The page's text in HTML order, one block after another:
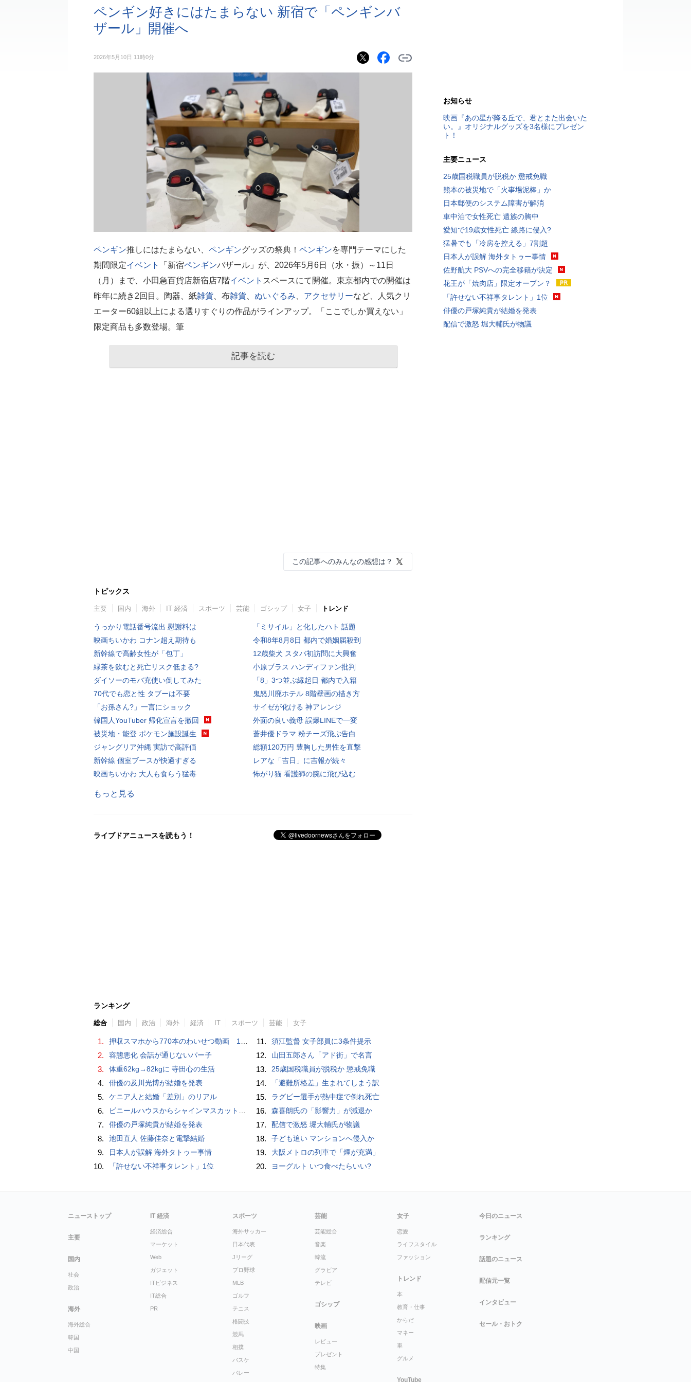
ペンギン好きにはたまらない 新宿で「ペンギンバ
ザール」開催へ
2026年5月10日 11時0分
ペンギン推しにはたまらない、 ペンギングッズの祭典！ ペンギンを専門テーマにした
期間限定イベント 「新宿ペンギンバザール」が、2026年5月6日（水・振）～11日
（月）まで、小田急百貨店新宿店7階イベント スペースにて開催。東京都内での開催は
昨年に続き2回目。陶器、紙雑貨 、布雑貨 ぬいぐるみ アクセサリーなど、人気クリ
エーター60組以上による選りすぐりの作品がラインアップ。「ここでしか買えない」
限定商品も多数登場。筆
記事を読む
この記事へのみんなの感想は？
トピックス
主要 国内 海外 IT 経済 スポーツ 芸能 ゴシップ 女子 トレンド
うっかり電話番号流出 慰謝料は
映画ちいかわ コナン超え期待も
新幹線で高齢女性が「包丁」
緑茶を飲むと死亡リスク低まる?
ダイソーのモバ充使い倒してみた
70代でも恋と性 タブーは不要
「お孫さん?」一言にショック
韓国人YouTuber 帰化宣言を撤回
被災地・能登 ポケモン施設誕生
ジャングリア沖縄 実訪で高評価
新幹線 個室ブースが快適すぎる
映画ちいかわ 大人も食らう猛毒
「ミサイル」と化したハト 話題
令和8年8月8日 都内で婚姻届殺到
12歳柴犬 スタバ初訪問に大興奮
小原ブラス ハンディファン批判
「8」3つ並ぶ縁起日 都内で入籍
鬼怒川廃ホテル 8階壁画の描き方
サイゼが化ける 神アレンジ
外面の良い義母 誤爆LINEで一変
蒼井優ドラマ 粉チーズ飛ぶ告白
総額120万円 豊胸した男性を直撃
レアな「吉日」に吉報が続々
怖がり猫 看護師の腕に飛び込む
もっと見る
ライブドアニュースを読もう！
ランキング
総合 国内 政治 海外 経済 IT スポーツ 芸能 女子
1. 押収スマホから770本のわいせつ動画 15歳少女に酒と薬飲ませ性的暴行か 54歳男を再逮捕 「薬もありますよ」とSNSで誘い出し
2. 容態悪化 会話が通じないパー子
3. 体重62kg→82kgに 寺田心の生活
4. 俳優の及川光博が結婚を発表
5. ケニア人と結婚「差別」のリアル
6. ビニールハウスからシャインマスカット約200房を盗んだ疑い ネットで販売か 無職の男（42）逮捕 岡山県警
7. 俳優の戸塚純貴が結婚を発表
8. 池田直人 佐藤佳奈と電撃結婚
9. 日本人が誤解 海外タトゥー事情
10. 「許せない不祥事タレント」1位
11. 須江監督 女子部員に3条件提示
12. 山田五郎さん「アド街」で名言
13. 25歳国税職員が脱税か 懲戒免職
14. 「避難所格差」生まれてしまう訳
15. ラグビー選手が熱中症で倒れ死亡
16. 森喜朗氏の「影響力」が減退か
17. 配信で激怒 堀大輔氏が物議
18. 子ども追い マンションへ侵入か
19. 大阪メトロの列車で「煙が充満」
20. ヨーグルト いつ食べたらいい?
お知らせ
映画『あの星が降る丘で、君とまた出会いた
い。』オリジナルグッズを3名様にプレゼン
ト！
主要ニュース
25歳国税職員が脱税か 懲戒免職
熊本の被災地で「火事場泥棒」か
日本郵便のシステム障害が解消
車中泊で女性死亡 遺族の胸中
愛知で19歳女性死亡 線路に侵入?
猛暑でも「冷房を控える」7割超
日本人が誤解 海外タトゥー事情
佐野航大 PSVへの完全移籍が決定
花王が「焼肉店」限定オープン？
「許せない不祥事タレント」1位
俳優の戸塚純貴が結婚を発表
配信で激怒 堀大輔氏が物議
ニューストップ
主要
国内
社会
政治
海外
海外総合
韓国
中国
IT 経済
経済総合
マーケット
Web
ガジェット
ITビジネス
IT総合
PR
スポーツ
海外サッカー
日本代表
Jリーグ
プロ野球
MLB
ゴルフ
テニス
格闘技
競馬
相撲
バスケ
バレー
芸能
芸能総合
音楽
韓流
グラビア
テレビ
ゴシップ
映画
レビュー
プレゼント
特集
女子
恋愛
ライフスタイル
ファッション
トレンド
本
教育・仕事
からだ
マネー
車
グルメ
YouTube
今日のニュース
ランキング
話題のニュース
配信元一覧
インタビュー
セール・おトク